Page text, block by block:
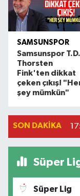
SAMSUNSPOR
Samsunspor T.D.
Thorsten
Fink'ten dikkat
çeken çıkış!
şey mümkün"
SON DAKIKA
Süper
Süper Lig